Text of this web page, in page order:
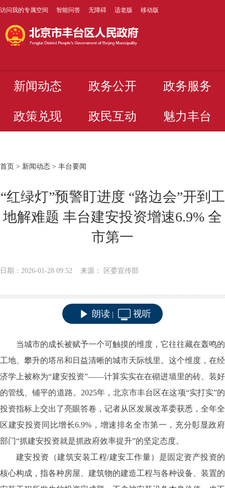
访问我的专属空间 智能问答 无障碍 适老版 移动版
新闻动态 政务公开 政务服务
政策兑现 政民互动 魅力丰台
首页 > 新闻动态 > 丰台要闻
“红绿灯”预警盯进度 “路边会”开到工
地解难题 丰台建安投资增速6.9% 全
市第一
日期：2026-01-28 09:52 来源： 区委宣传部
朗读 视听
当城市的成长被赋予一个可触摸的维度，它往往藏在轰鸣的
工地、攀升的塔吊和日益清晰的城市天际线里。这个维度，在经
济学上被称为“建安投资”——计算实实在在砌进墙里的砖、装好
的管线、铺平的道路。2025年，北京市丰台区在这项“实打实”的
投资指标上交出了亮眼答卷，记者从区发展改革委获悉，全年全
区建安投资同比增长6.9%，增速排名全市第一，充分彰显政府
部门“抓建安投资就是抓政府效率提升”的坚定态度。
建安投资（建筑安装工程/建安工作量）是固定资产投资的
核心构成，指各种房屋、建筑物的建造工程与各种设备、装置的